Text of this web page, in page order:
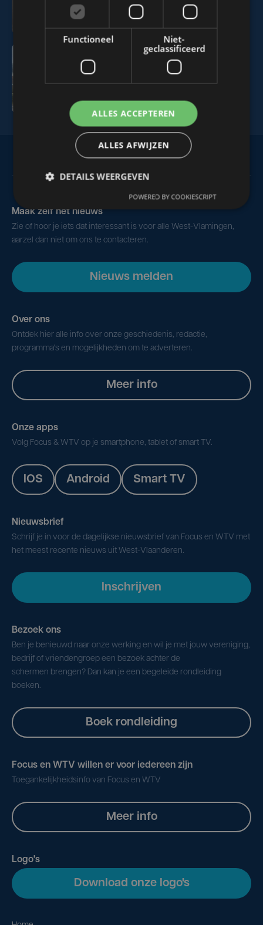
De innovatieve landbouwsector
Vooruitblik op de West-
Vlaamse economie
Maak zelf het nieuws
Zie of hoor je iets dat interessant is voor alle West-Vlamingen,
aarzel dan niet om ons te contacteren.
Nieuws melden
Over ons
Ontdek hier alle info over onze geschiedenis, redactie,
programma's en mogelijkheden om te adverteren.
Meer info
Onze apps
Volg Focus & WTV op je smartphone, tablet of smart TV.
IOS Android Smart TV
Nieuwsbrief
Schrijf je in voor de dagelijkse nieuwsbrief van Focus en WTV met
het meest recente nieuws uit West-Vlaanderen.
Inschrijven
Bezoek ons
Ben je benieuwd naar onze werking en wil je met jouw vereniging,
bedrijf of vriendengroep een bezoek achter de
schermen brengen? Dan kan je een begeleide rondleiding
boeken.
Boek rondleiding
Focus en WTV willen er voor iedereen zijn
Toegankelijkheidsinfo van Focus en WTV
Meer info
Logo's
Download onze logo's
Functioneel
Niet-
geclassificeerd
ALLES ACCEPTEREN
ALLES AFWIJZEN
DETAILS WEERGEVEN
POWERED BY COOKIESCRIPT